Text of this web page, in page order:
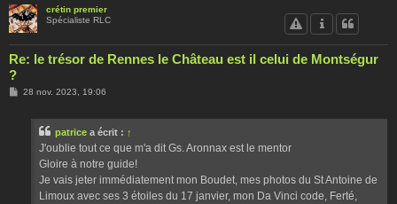
crétin premier
Spécialiste RLC
Re: le trésor de Rennes le Château est il celui de Montségur
?
M28 nov. 2023, 19:06
patrice a écrit : ↑
J'oublie tout ce que m'a dit Gs. Aronnax est le mentor
Gloire à notre guide!
Je vais jeter immédiatement mon Boudet, mes photos du St Antoine de
Limoux avec ses 3 étoiles du 17 janvier, mon Da Vinci code, Ferté,